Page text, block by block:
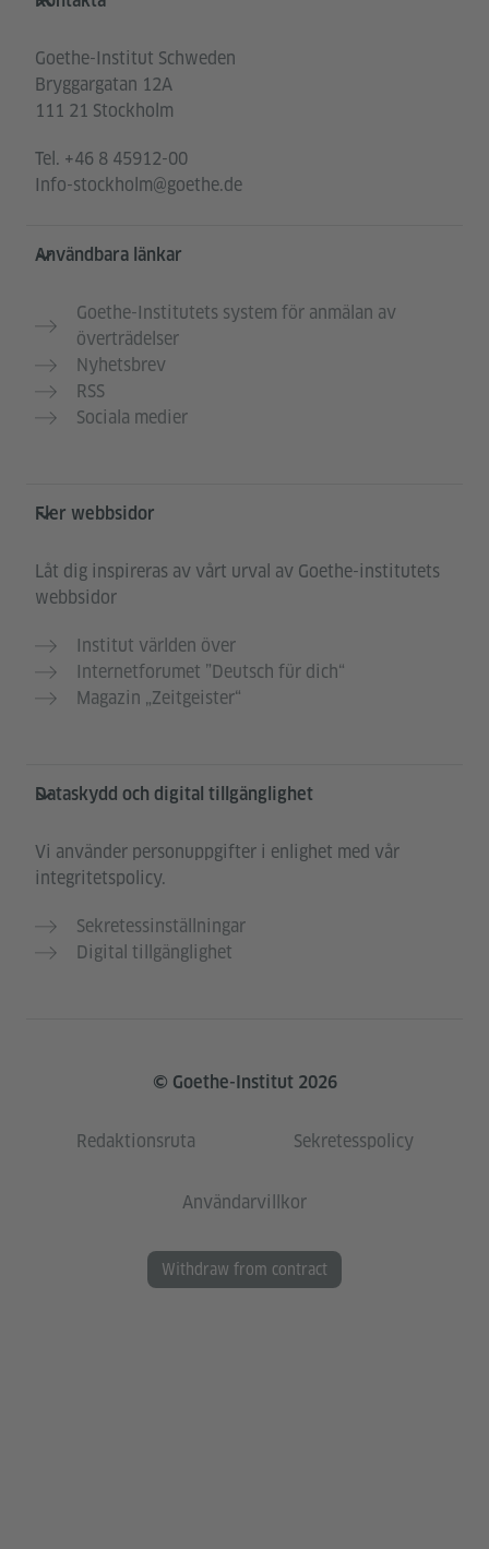
Goethe-Institut Schweden
Bryggargatan 12A
111 21 Stockholm
Tel. +46 8 45912-00
Info-stockholm@goethe.de
Användbara länkar
Goethe-Institutets system för anmälan av
överträdelser
Nyhetsbrev
RSS
Sociala medier
Fler webbsidor
Låt dig inspireras av vårt urval av Goethe-institutets
webbsidor
Institut världen över
Internetforumet ”Deutsch für dich“
Magazin „Zeitgeister“
Dataskydd och digital tillgänglighet
Vi använder personuppgifter i enlighet med vår
integritetspolicy.
Sekretessinställningar
Digital tillgänglighet
© Goethe-Institut 2026
Redaktionsruta Sekretesspolicy
Användarvillkor
Withdraw from contract